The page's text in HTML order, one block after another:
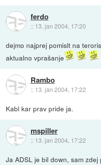
ferdo
:: 13. jan 2004, 17:20
dejmo najprej pomislt na
aktualno vprašanje
Rambo
:: 13. jan 2004, 17:22
Kabl kar prav pride ja.
mspiller
:: 13. jan 2004, 17:22
Ja ADSL je bil down, sam